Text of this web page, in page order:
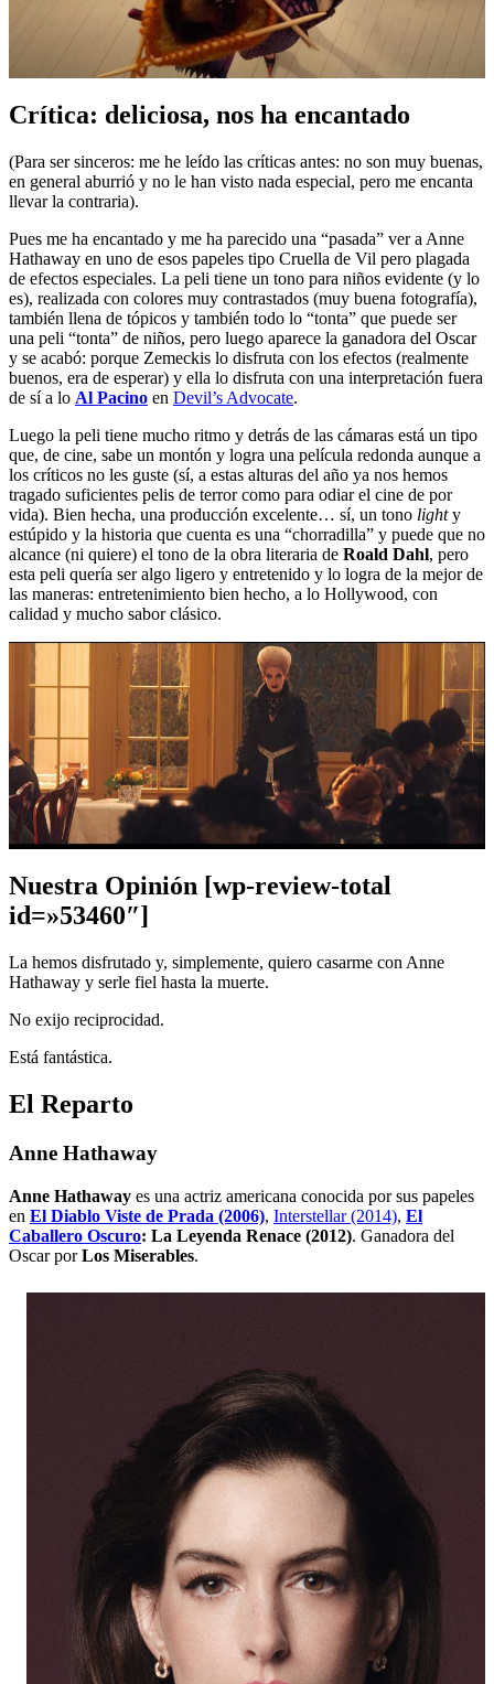
Crítica: deliciosa, nos ha encantado
(Para ser sinceros: me he leído las críticas antes: no son muy buenas,
en general aburrió y no le han visto nada especial, pero me encanta
llevar la contraria).
Pues me ha encantado y me ha parecido una “pasada” ver a Anne
Hathaway en uno de esos papeles tipo Cruella de Vil pero plagada
de efectos especiales. La peli tiene un tono para niños evidente (y lo
es), realizada con colores muy contrastados (muy buena fotografía),
también llena de tópicos y también todo lo “tonta” que puede ser
una peli “tonta” de niños, pero luego aparece la ganadora del Oscar
y se acabó: porque Zemeckis lo disfruta con los efectos (realmente
buenos, era de esperar) y ella lo disfruta con una interpretación fuera
de sí a lo Al Pacino en Devil’s Advocate.
Luego la peli tiene mucho ritmo y detrás de las cámaras está un tipo
que, de cine, sabe un montón y logra una película redonda aunque a
los críticos no les guste (sí, a estas alturas del año ya nos hemos
tragado suficientes pelis de terror como para odiar el cine de por
vida). Bien hecha, una producción excelente… sí, un tono lighty
estúpido y la historia que cuenta es una “chorradilla” y puede que no
alcance (ni quiere) el tono de la obra literaria de Roald Dahl, pero
esta peli quería ser algo ligero y entretenido y lo logra de la mejor de
las maneras: entretenimiento bien hecho, a lo Hollywood, con
calidad y mucho sabor clásico.
Nuestra Opinión [wp-review-total
id=»53460″]
La hemos disfrutado y, simplemente, quiero casarme con Anne
Hathaway y serle fiel hasta la muerte.
No exijo reciprocidad.
Está fantástica.
El Reparto
Anne Hathaway
Anne Hathaway es una actriz americana conocida por sus papeles
en El Diablo Viste de Prada (2006), Interstellar (2014), El
Caballero Oscuro: La Leyenda Renace (2012). Ganadora del
Oscar porLos Miserables.